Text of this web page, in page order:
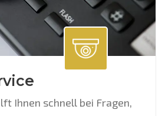
Ihnen schnell bei Fragen,